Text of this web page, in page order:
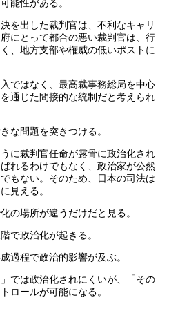
能性がある。
を出した裁判官は、不利なキャリ
にとって都合の悪い裁判官は、行
、地方支部や権威の低いポストに
ではなく、最高裁事務総局を中心
通じた間接的な統制だと考えられ
な問題を突きつける。
に裁判官任命が露骨に政治化され
れるわけでもなく、政治家が公然
もない。そのため、日本の司法は
見える。
の場所が違うだけだと見る。
で政治化が起きる。
過程で政治的影響が及ぶ。
では政治化されにくいが、「その
ロールが可能になる。